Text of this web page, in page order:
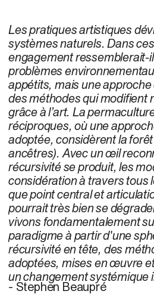
Les pratiques artistiques
systèmes naturels. Dans
engagement ressemblerait-
problèmes
appétits, mais une
des méthodes qui modifient
grâce à l’art. La
réciproques, où une
adoptée, considèrent la
ancêtres). Avec un œil
récursivité se produit, les
considération à travers tous
que point central et
pourrait très bien se
vivons fondamentalement
paradigme à partir d'une
récursivité en tête, des
adoptées, mises en œuvre
un changement systémique
- Stephen Beaupré